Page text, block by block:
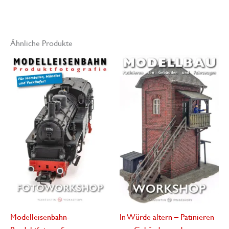
Ähnliche Produkte
Modelleisenbahn-
In Würde altern – Patinieren